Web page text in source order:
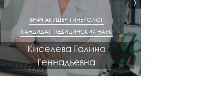
ВРАЧ ГАСТРОЭНТЕРОЛОГ
ВРАЧ ТЕРАПЕВТ
КАНДИДАТ МЕДИЦИНСКИХ НАУК
Лазуткина Елена
Леонидовна